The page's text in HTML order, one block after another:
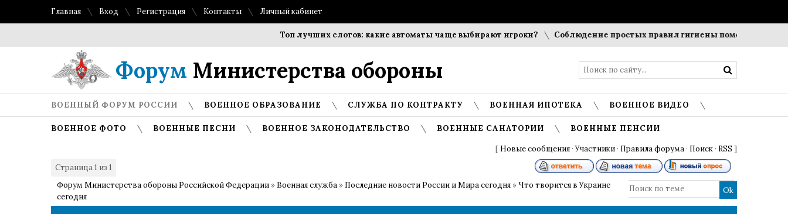
Главная Вход Регистрация Контакты Личный кабинет
Топ лучших слотов: какие автоматы чаще выбирают игроки? Соблюдение простых правил гигиены помогает сохранить
Форум Министерства обороны
ВОЕННЫЙ ФОРУМ РОССИИ ВОЕННОЕ ОБРАЗОВАНИЕ СЛУЖБА ПО КОНТРАКТУ ВОЕННАЯ ИПОТЕКА ВОЕННОЕ ВИДЕО
ВОЕННОЕ ФОТО ВОЕННЫЕ ПЕСНИ ВОЕННОЕ ЗАКОНОДАТЕЛЬСТВО ВОЕННЫЕ САНАТОРИИ ВОЕННЫЕ ПЕНСИИ
[ Новые сообщения ·Участники · Правила форума · Поиск · RSS ]
Страница1 из 1
Форум Министерства обороны Российской Федерации » Военная служба » Последние новости России и Мира сегодня » Что творится в Украине
сегодня